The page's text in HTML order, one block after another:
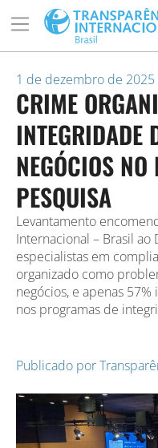
1 de dezembro de 2025
CRIME
INTEGRIDADE
NEGÓCIOS
PESQUISA
Levantamento
Internacional – Brasil ao
especialistas em
organizado como
negócios, e apenas
nos programas de
Publicado por